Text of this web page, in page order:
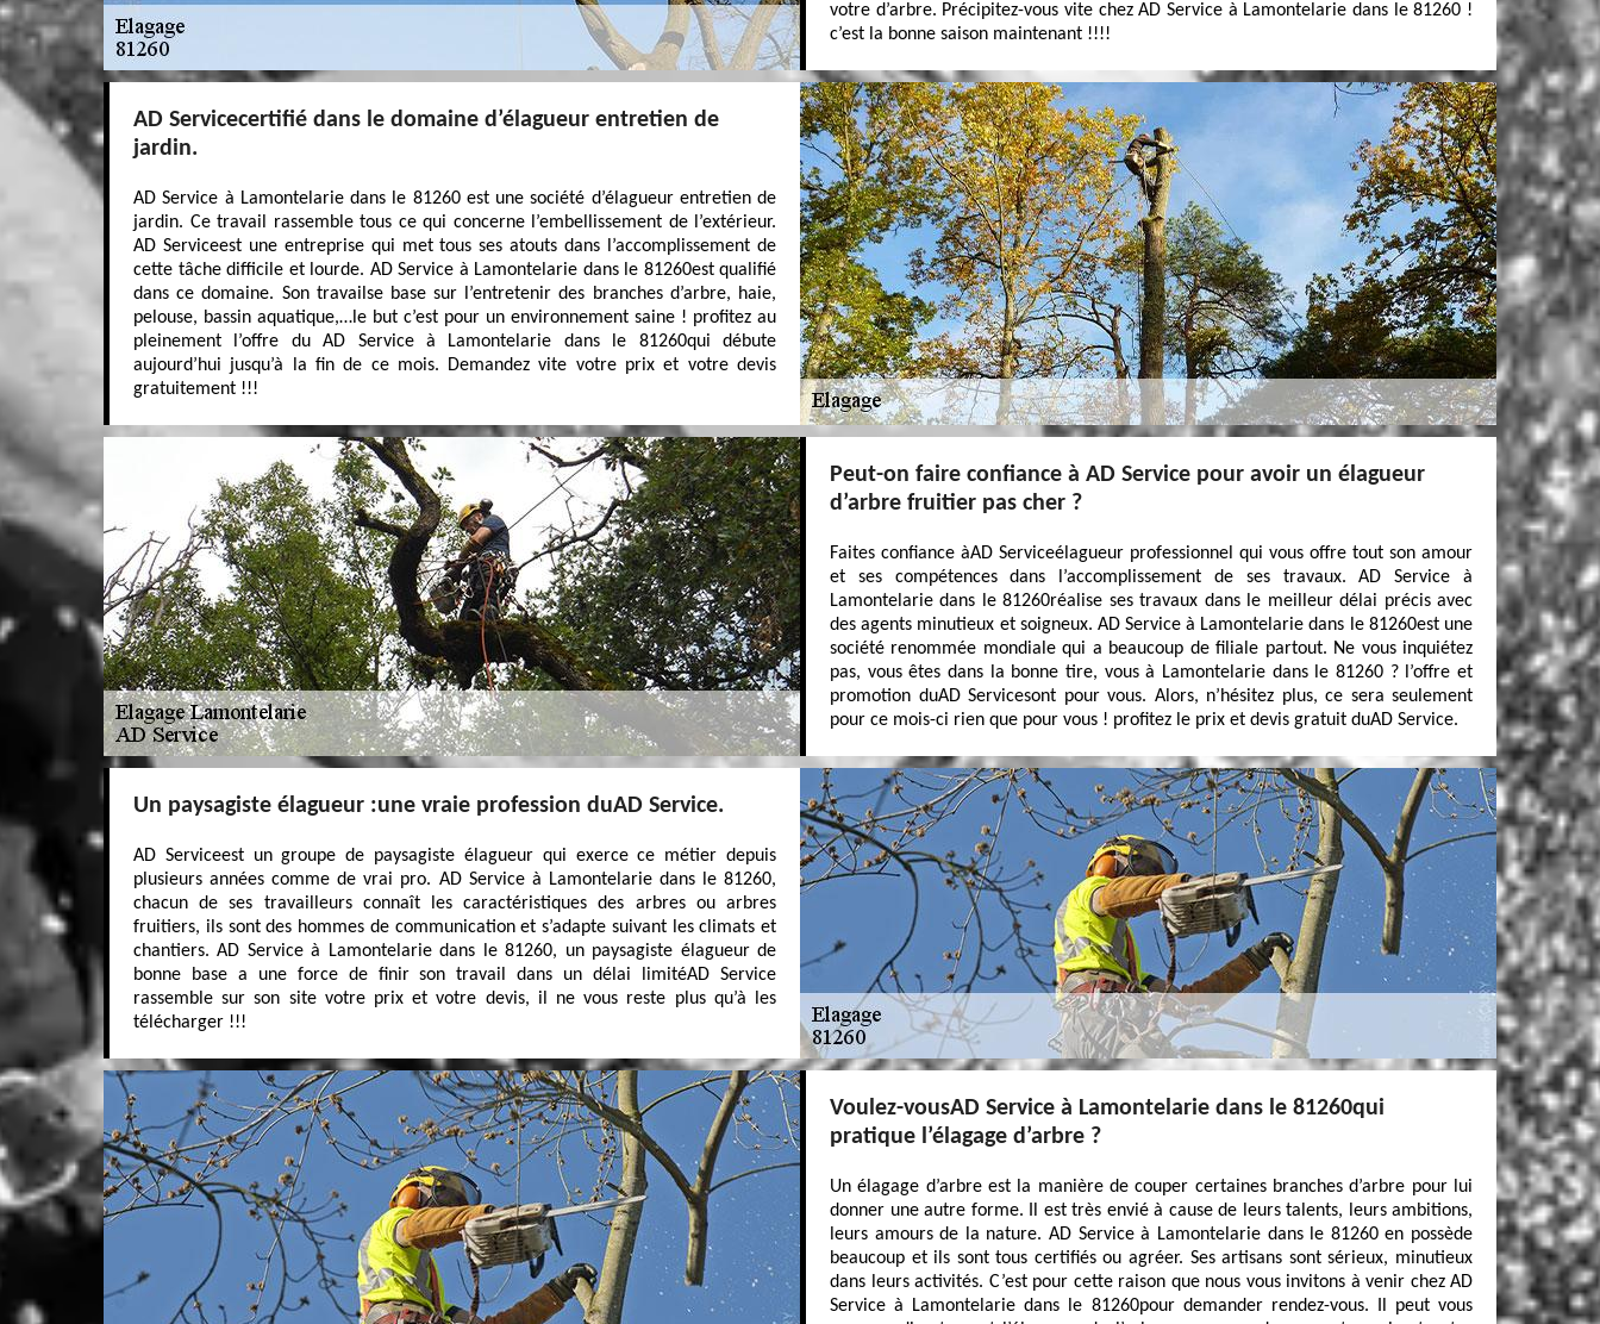
votre d’arbre. Précipitez-vous vite chez AD Service à Lamontelarie dans le 81260 !
c’est la bonne saison maintenant !!!!
AD Servicecertifié dans le domaine d’élagueur entretien de
jardin.
AD Service à Lamontelarie dans le 81260 est une société d’élagueur entretien de
jardin. Ce travail rassemble tous ce qui concerne l’embellissement de l’extérieur.
AD Serviceest une entreprise qui met tous ses atouts dans l’accomplissement de
cette tâche difficile et lourde. AD Service à Lamontelarie dans le 81260est qualifié
dans ce domaine. Son travailse base sur l’entretenir des branches d’arbre, haie,
pelouse, bassin aquatique,…le but c’est pour un environnement saine ! profitez au
pleinement l’offre du AD Service à Lamontelarie dans le 81260qui débute
aujourd’hui jusqu’à la fin de ce mois. Demandez vite votre prix et votre devis
gratuitement !!!
Peut-on faire confiance à AD Service pour avoir un élagueur
d’arbre fruitier pas cher ?
Faites confiance àAD Serviceélagueur professionnel qui vous offre tout son amour
et ses compétences dans l’accomplissement de ses travaux. AD Service à
Lamontelarie dans le 81260réalise ses travaux dans le meilleur délai précis avec
des agents minutieux et soigneux. AD Service à Lamontelarie dans le 81260est une
société renommée mondiale qui a beaucoup de filiale partout. Ne vous inquiétez
pas, vous êtes dans la bonne tire, vous à Lamontelarie dans le 81260 ? l’offre et
promotion duAD Servicesont pour vous. Alors, n’hésitez plus, ce sera seulement
pour ce mois-ci rien que pour vous ! profitez le prix et devis gratuit duAD Service.
Un paysagiste élagueur :une vraie profession duAD Service.
AD Serviceest un groupe de paysagiste élagueur qui exerce ce métier depuis
plusieurs années comme de vrai pro. AD Service à Lamontelarie dans le 81260,
chacun de ses travailleurs connaît les caractéristiques des arbres ou arbres
fruitiers, ils sont des hommes de communication et s’adapte suivant les climats et
chantiers. AD Service à Lamontelarie dans le 81260, un paysagiste élagueur de
bonne base a une force de finir son travail dans un délai limitéAD Service
rassemble sur son site votre prix et votre devis, il ne vous reste plus qu’à les
télécharger !!!
Voulez-vousAD Service à Lamontelarie dans le 81260qui
pratique l’élagage d’arbre ?
Un élagage d’arbre est la manière de couper certaines branches d’arbre pour lui
donner une autre forme. Il est très envié à cause de leurs talents, leurs ambitions,
leurs amours de la nature. AD Service à Lamontelarie dans le 81260 en possède
beaucoup et ils sont tous certifiés ou agréer. Ses artisans sont sérieux, minutieux
dans leurs activités. C’est pour cette raison que nous vous invitons à venir chez AD
Service à Lamontelarie dans le 81260pour demander rendez-vous. Il peut vous